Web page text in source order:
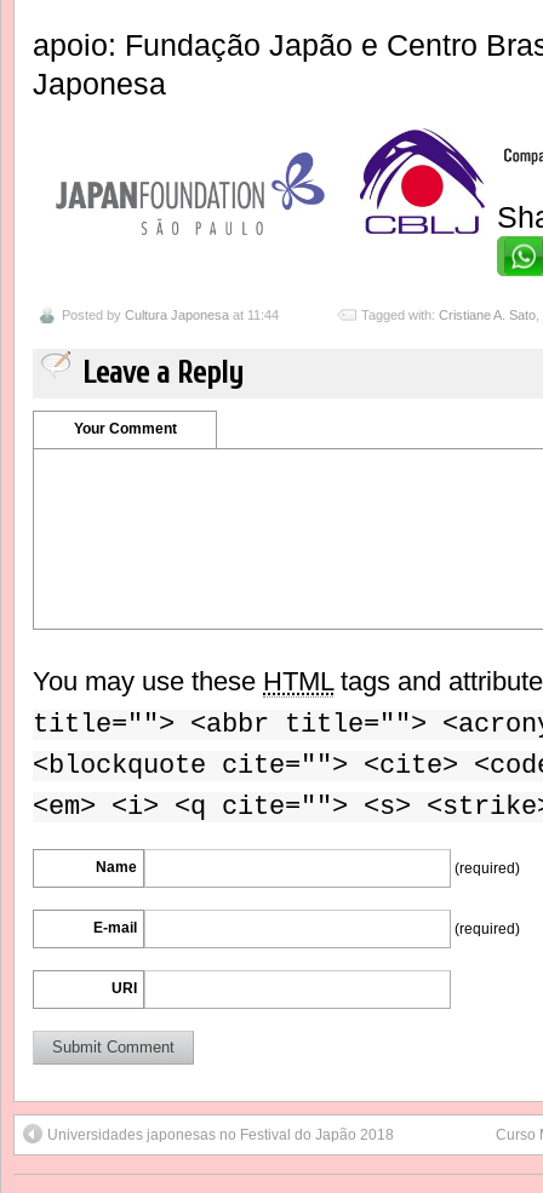
apoio: Fundação Japão e Centro
Japonesa
Posted by Cultura Japonesa at 11:44 Tagged with: Cristiane A. Sato
Leave a Reply
Your Comment
You may use these HTMLtags and
title=""> <abbr title="">
<blockquote cite=""> <cite>
<em> <i> <q cite=""> <s>
Name (required)
E-mail (required)
URI
Universidades japonesas no Festival do Japão 2018 Curso